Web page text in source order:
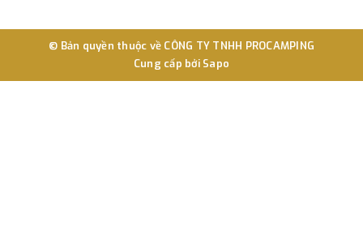
© Bản quyền thuộc về CÔNG TY TNHH PROCAMPING
Cung cấp bởi Sapo